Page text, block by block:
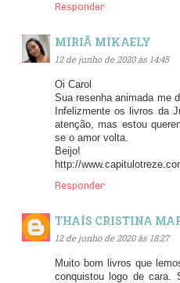
Responder
MIRIÃ MIKAELY
12 de junho de 2020 às 14:45
Oi Carol
Sua resenha animada me
Infelizmente os livros da
atenção, mas estou
se o amor volta.
Beijo!
http://
Responder
THAÍS CRISTINA
12 de junho de 2020 às 18:27
Muito bom livros que
conquistou logo de cara.